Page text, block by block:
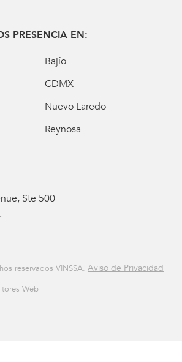
PRESENCIA EN:
Bajío
CDMX
Nuevo Laredo
Reynosa
Ste 500
reservados VINSSA.Aviso de Privacidad
Web